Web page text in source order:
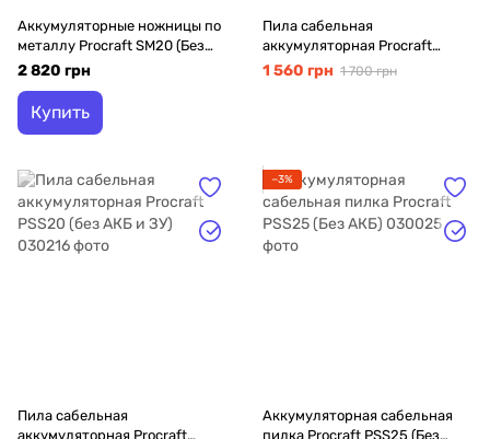
Аккумуляторные ножницы по
металлу Procraft SM20 (Без
АКБ)
2 820 грн
Купить
Пила сабельная
аккумуляторная Procraft
PSS35 (без АКБ и ЗУ)
1 560 грн 1 700 грн
Пила сабельная
аккумуляторная Procraft
−3%
Аккумуляторная сабельная
пилка Procraft PSS25 (Без